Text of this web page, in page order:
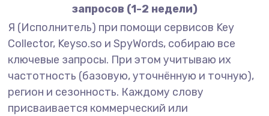
запросов (1-2 недели)
Я (Исполнитель) при помощи сервисов Key
Collector, Keyso.so и SpyWords, собираю все
ключевые запросы. При этом учитываю их
частотность (базовую, уточнённую и точную),
регион и сезонность. Каждому слову
присваивается коммерческий или